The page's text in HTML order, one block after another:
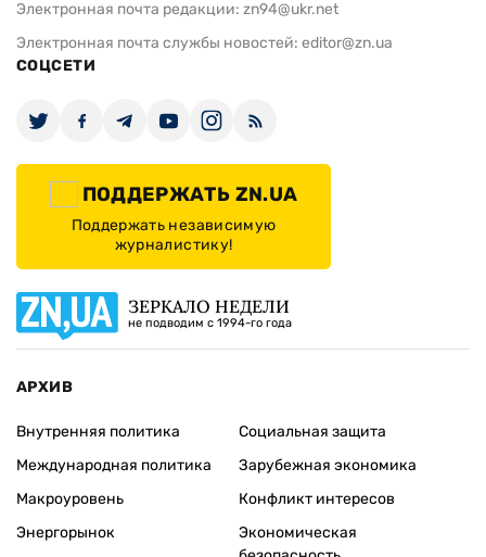
+380 (44) 280-04-85
Электронная почта редакции:
СОЦСЕТИ
ПОДДЕРЖАТЬ ZN.UA
Поддержать независимую
журналистику!
ЗЕРКАЛО НЕДЕЛИ
АРХИВ
Внутренняя политика
Международная политика
Макроуровень
Социальная защита
Зарубежная экономика
Конфликт интересов